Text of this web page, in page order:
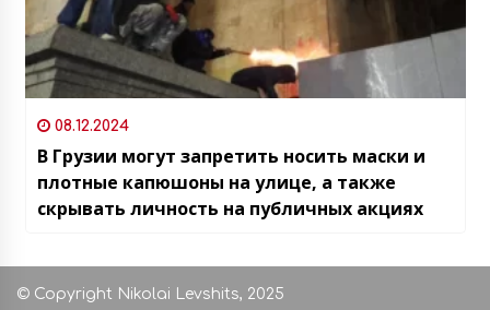
08.12.2024
В Грузии могут запретить носить маски и
плотные капюшоны на улице, а также
скрывать личность на публичных акциях
© Copyright Nikolai Levshits, 2025